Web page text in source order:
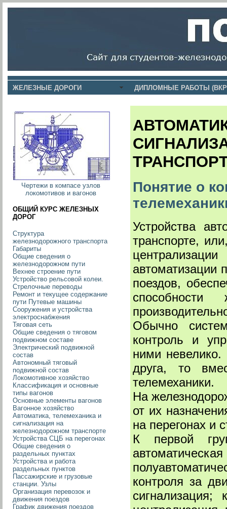
ЖЕЛЕЗНЫЕ ДОРОГИ ДИПЛОМНЫЕ РАБОТЫ
Понятие о
Устройства
транспорте,
автоматизации
поездов,
Обычно
контроль и
ними
друга, то
телемеханики.
На
от их
на перегонах и
К первой
контроля за
Чертежи в компасе узлов
локомотивов и вагонов
ОБЩИЙ КУРС ЖЕЛЕЗНЫХ
ДОРОГ
Структура
железнодорожного транспорта
Габариты
Общие сведения о
железнодорожном пути
Вехнее строение пути
Устройство рельсовой колеи.
Стрелочные переводы
Ремонт и текущее содержание
пути Путевые машины
Сооружения и устройства
электроснабжения
Тяговая сеть
Общие сведения о тяговом
подвижном составе
Электрический подвижной
состав
Автономный тяговый
подвижной состав
Локомотивное хозяйство
Классификация и основные
типы вагонов
Основные элементы вагонов
Вагонное хозяйство
Автоматика, телемеханика и
сигнализация на
железнодорожном транспорте
Устройства СЦБ на перегонах
Общие сведения о
раздельных пунктах
Устройства и работа
раздельных пунктов
Пассажирские и грузовые
станции. Узлы
Организация перевозок и
движения поездов
График движения поездов